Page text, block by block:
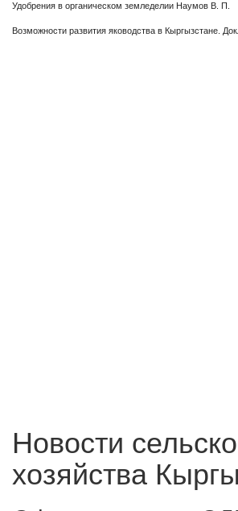
Удобрения в органическом земледелии Наумов В. П.
Возможности развития яководства в Кыргызстане.
Новости
хозяйства